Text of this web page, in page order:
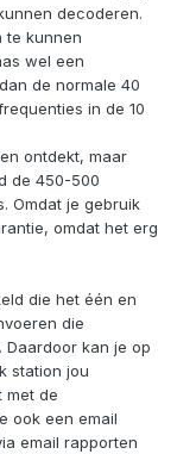
decoderen.
te kunnen
wel een
de normale 40
in de 10
ontdekt, maar
de 450-500
Omdat je gebruik
omdat het erg
die het één en
die
kan je op
station jou
met de
ook een email
email rapporten